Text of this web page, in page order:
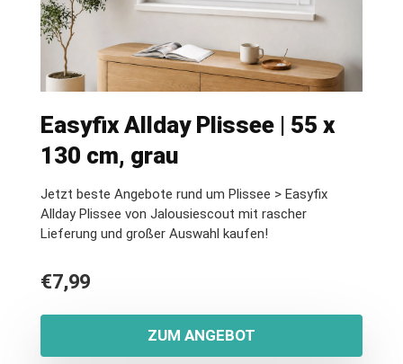
Easyfix Allday Plissee | 55 x
130 cm, grau
Jetzt beste Angebote rund um Plissee > Easyfix
Allday Plissee von Jalousiescout mit rascher
Lieferung und großer Auswahl kaufen!
€7,99
ZUM ANGEBOT